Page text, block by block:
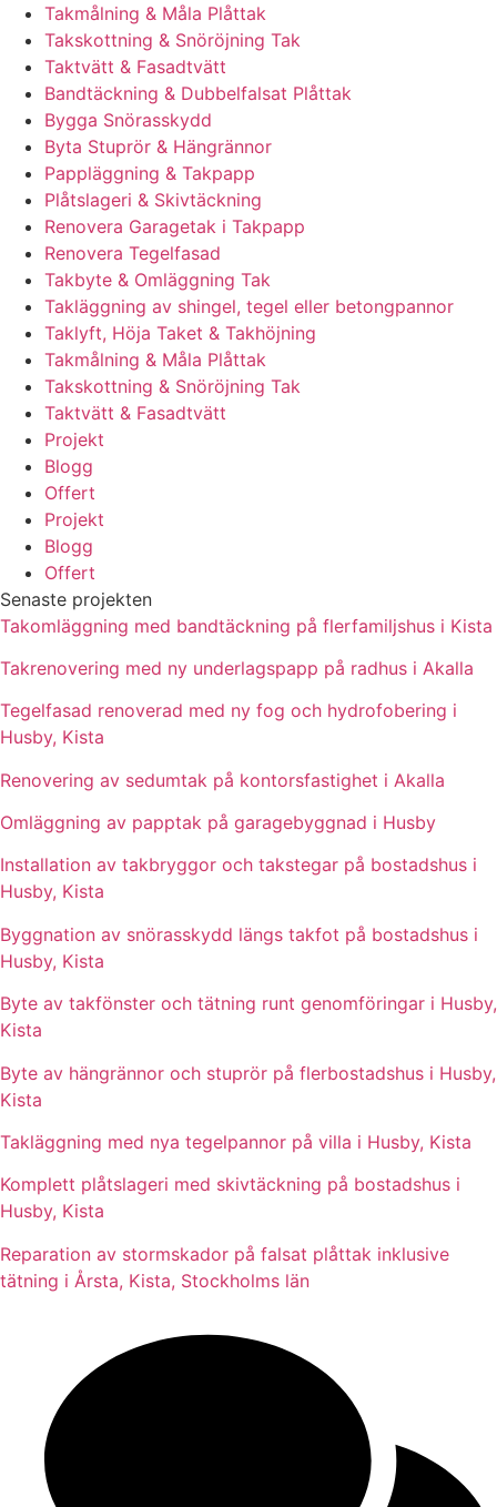
Takmålning & Måla Plåttak
Takskottning & Snöröjning Tak
Taktvätt & Fasadtvätt
Bandtäckning & Dubbelfalsat Plåttak
Bygga Snörasskydd
Byta Stuprör & Hängrännor
Pappläggning & Takpapp
Plåtslageri & Skivtäckning
Renovera Garagetak i Takpapp
Renovera Tegelfasad
Takbyte & Omläggning Tak
Takläggning av shingel, tegel eller betongpannor
Taklyft, Höja Taket & Takhöjning
Takmålning & Måla Plåttak
Takskottning & Snöröjning Tak
Taktvätt & Fasadtvätt
Projekt
Blogg
Offert
Projekt
Blogg
Offert
Senaste projekten
Takomläggning med bandtäckning på flerfamiljshus i Kista
Takrenovering med ny underlagspapp på radhus i Akalla
Tegelfasad renoverad med ny fog och hydrofobering i
Husby, Kista
Renovering av sedumtak på kontorsfastighet i Akalla
Omläggning av papptak på garagebyggnad i Husby
Installation av takbryggor och takstegar på bostadshus i
Husby, Kista
Byggnation av snörasskydd längs takfot på bostadshus i
Husby, Kista
Byte av takfönster och tätning runt genomföringar i Husby,
Kista
Byte av hängrännor och stuprör på flerbostadshus i Husby,
Kista
Takläggning med nya tegelpannor på villa i Husby, Kista
Komplett plåtslageri med skivtäckning på bostadshus i
Husby, Kista
Reparation av stormskador på falsat plåttak inklusive
tätning i Årsta, Kista, Stockholms län